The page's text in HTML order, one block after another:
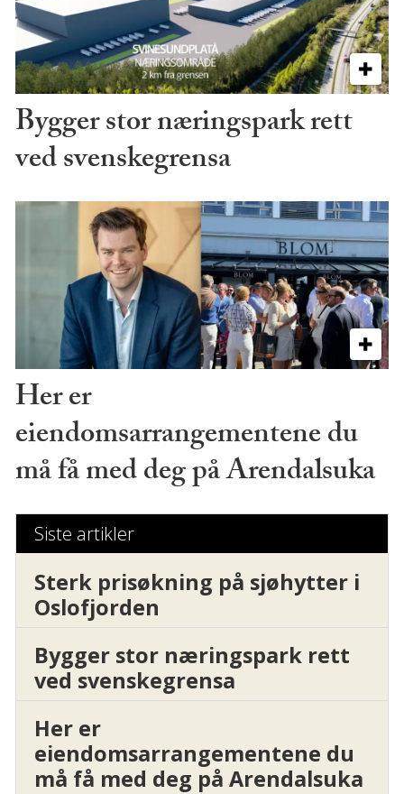
Bygger stor næringspark rett
ved svenskegrensa
Her er
eiendomsarrangementene du
må få med deg på Arendalsuka
Siste artikler
Sterk prisøkning på sjøhytter i
Oslofjorden
Bygger stor næringspark rett
ved svenskegrensa
Her er
eiendomsarrangementene du
må få med deg på Arendalsuka